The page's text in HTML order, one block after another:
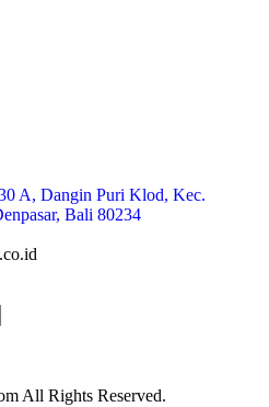
A, Dangin Puri Klod, Kec.
Bali 80234
All Rights Reserved.